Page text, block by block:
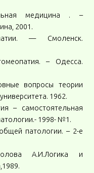
медицина . –
2001.
— Смоленск.
– Одесса.
вопросы теории
1962.
– самостоятельная
1998- №1.
патологии. – 2-е
А.И.Логика и